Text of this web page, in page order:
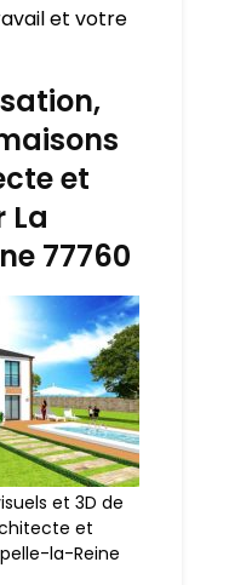
et votre
et
La
77760
et 3D de
et
la-Reine